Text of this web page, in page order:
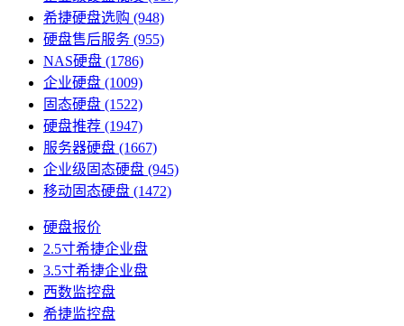
希捷硬盘选购 (948)
硬盘售后服务 (955)
NAS硬盘 (1786)
企业硬盘 (1009)
固态硬盘 (1522)
硬盘推荐 (1947)
服务器硬盘 (1667)
企业级固态硬盘 (945)
移动固态硬盘 (1472)
硬盘报价
2.5寸希捷企业盘
3.5寸希捷企业盘
西数监控盘
希捷监控盘